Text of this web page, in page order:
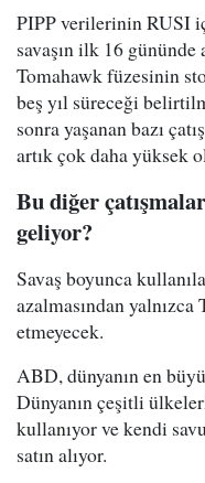
PIPP verilerinin RUSI
savaşın ilk 16
Tomahawk füzesinin
beş yıl süreceği
sonra yaşanan bazı
artık çok daha yüksek
Bu diğer
geliyor?
Savaş boyunca
azalmasından
etmeyecek.
ABD, dünyanın en
Dünyanın çeşitli
kullanıyor ve kendi
satın alıyor.